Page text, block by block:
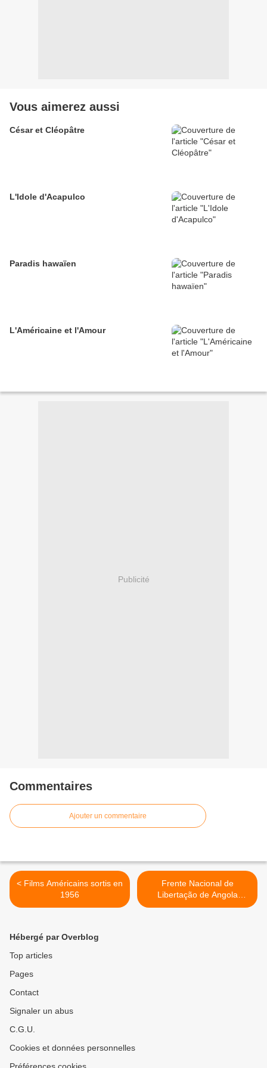
Vous aimerez aussi
César et Cléopâtre
L'Idole d'Acapulco
Paradis hawaïen
L'Américaine et l'Amour
Publicité
Commentaires
Ajouter un commentaire
< Films Américains sortis en
1956
Frente Nacional de
Libertação de Angola
(FNLA) >
Hébergé par Overblog
Top articles
Pages
Contact
Signaler un abus
C.G.U.
Cookies et données personnelles
Préférences cookies